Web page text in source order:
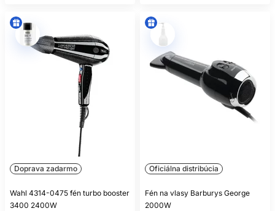
Doprava zadarmo
Wahl 4314-0475 fén turbo booster
3400 2400W
Oficiálna distribúcia
Fén na vlasy Barburys George
2000W